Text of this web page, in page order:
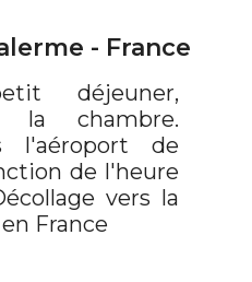
- France
déjeuner,
la chambre.
l'aéroport de
de l'heure
vers la
France